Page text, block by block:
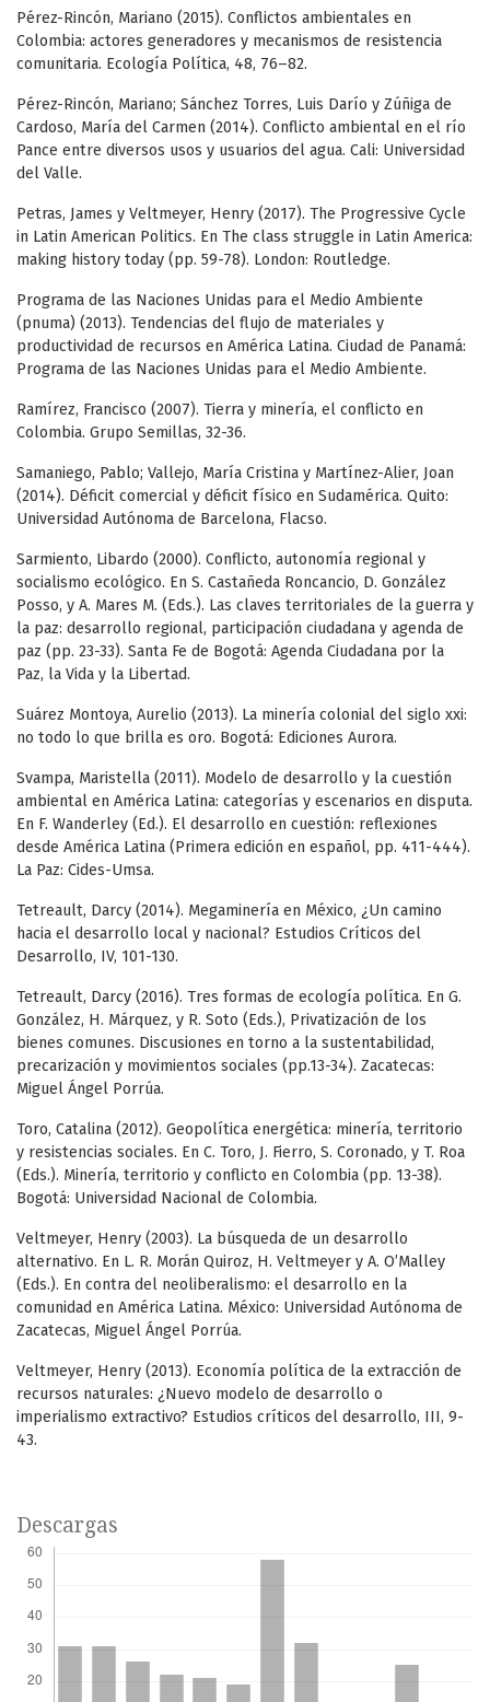
Pérez-Rincón, Mariano (2015). Conflictos ambientales en
Colombia: actores generadores y mecanismos de resistencia
comunitaria. Ecología Política, 48, 76–82.
Pérez-Rincón, Mariano; Sánchez Torres, Luis Darío y Zúñiga de
Cardoso, María del Carmen (2014). Conflicto ambiental en el río
Pance entre diversos usos y usuarios del agua. Cali: Universidad
del Valle.
Petras, James y Veltmeyer, Henry (2017). The Progressive Cycle
in Latin American Politics. En The class struggle in Latin America:
making history today (pp. 59-78). London: Routledge.
Programa de las Naciones Unidas para el Medio Ambiente
(pnuma) (2013). Tendencias del flujo de materiales y
productividad de recursos en América Latina. Ciudad de Panamá:
Programa de las Naciones Unidas para el Medio Ambiente.
Ramírez, Francisco (2007). Tierra y minería, el conflicto en
Colombia. Grupo Semillas, 32-36.
Samaniego, Pablo; Vallejo, María Cristina y Martínez-Alier, Joan
(2014). Déficit comercial y déficit físico en Sudamérica. Quito:
Universidad Autónoma de Barcelona, Flacso.
Sarmiento, Libardo (2000). Conflicto, autonomía regional y
socialismo ecológico. En S. Castañeda Roncancio, D. González
Posso, y A. Mares M. (Eds.). Las claves territoriales de la guerra y
la paz: desarrollo regional, participación ciudadana y agenda de
paz (pp. 23-33). Santa Fe de Bogotá: Agenda Ciudadana por la
Paz, la Vida y la Libertad.
Suárez Montoya, Aurelio (2013). La minería colonial del siglo xxi:
no todo lo que brilla es oro. Bogotá: Ediciones Aurora.
Svampa, Maristella (2011). Modelo de desarrollo y la cuestión
ambiental en América Latina: categorías y escenarios en disputa.
En F. Wanderley (Ed.). El desarrollo en cuestión: reflexiones
desde América Latina (Primera edición en español, pp. 411-444).
La Paz: Cides-Umsa.
Tetreault, Darcy (2014). Megaminería en México, ¿Un camino
hacia el desarrollo local y nacional? Estudios Críticos del
Desarrollo, IV, 101-130.
Tetreault, Darcy (2016). Tres formas de ecología política. En G.
González, H. Márquez, y R. Soto (Eds.), Privatización de los
bienes comunes. Discusiones en torno a la sustentabilidad,
precarización y movimientos sociales (pp.13-34). Zacatecas:
Miguel Ángel Porrúa.
Toro, Catalina (2012). Geopolítica energética: minería, territorio
y resistencias sociales. En C. Toro, J. Fierro, S. Coronado, y T. Roa
(Eds.). Minería, territorio y conflicto en Colombia (pp. 13-38).
Bogotá: Universidad Nacional de Colombia.
Veltmeyer, Henry (2003). La búsqueda de un desarrollo
alternativo. En L. R. Morán Quiroz, H. Veltmeyer y A. O’Malley
(Eds.). En contra del neoliberalismo: el desarrollo en la
comunidad en América Latina. México: Universidad Autónoma de
Zacatecas, Miguel Ángel Porrúa.
Veltmeyer, Henry (2013). Economía política de la extracción de
recursos naturales: ¿Nuevo modelo de desarrollo o
imperialismo extractivo? Estudios críticos del desarrollo, III, 9-
43.
Descargas